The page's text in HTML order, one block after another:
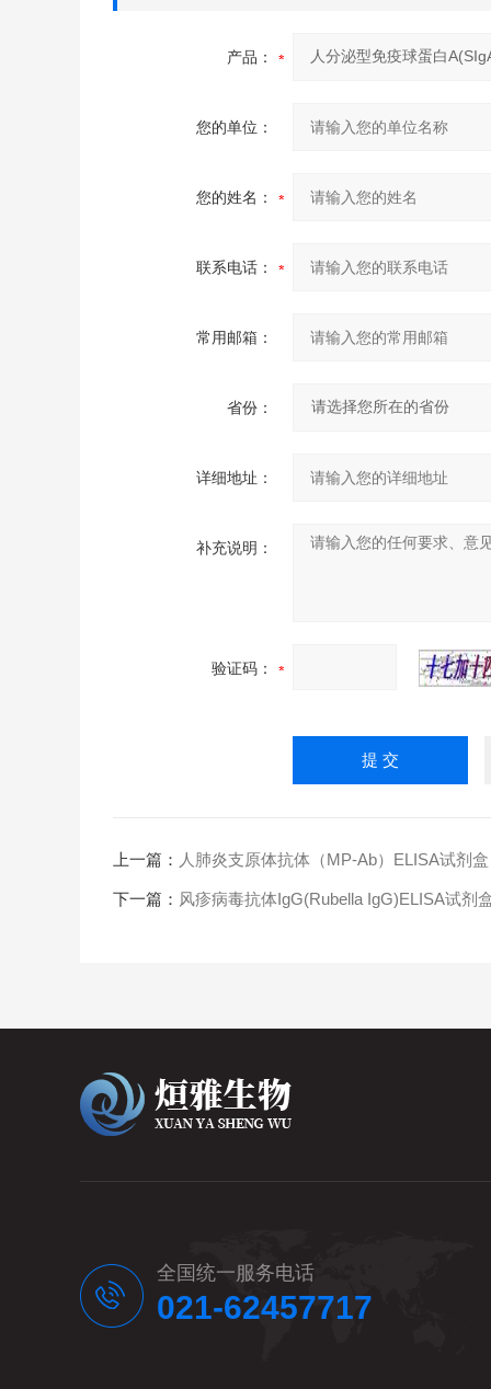
产品：
您的单位：
您的姓名：
联系电话：
常用邮箱：
省份：
详细地址：
补充说明：
验证码：
上一篇： 人肺炎支原体抗体（MP-Ab）ELISA试剂盒
下一篇： 风疹病毒抗体IgG(Rubella IgG)ELISA试剂
全国统一服务电话
021-62457717